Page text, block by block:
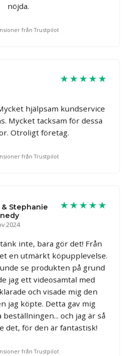
nöjda.
från Trustpilot
★★★★★
hjälpsam kundservice
Mycket tacksam för dessa
Otroligt företag.
från Trustpilot
Stephanie
2024
★★★★★
inte, bara gör det! Från
en utmärkt köpupplevelse.
se produkten på grund
jag ett videosamtal med
och visade mig den
jag köpte. Detta gav mig
och jag är så
det, för den är fantastisk!
från Trustpilot